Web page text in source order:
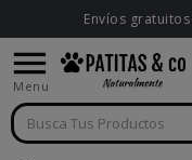
Envíos

Menu